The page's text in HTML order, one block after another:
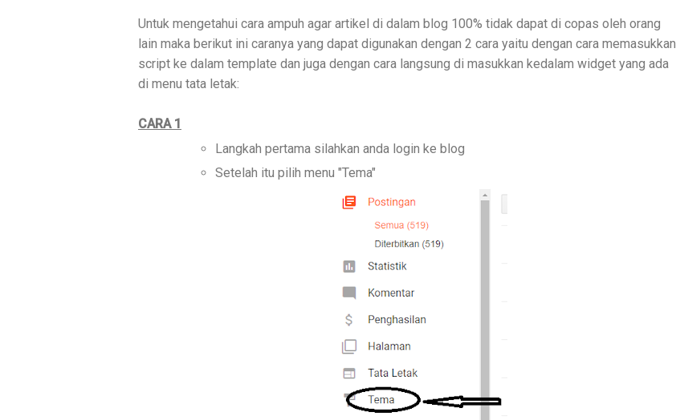
Untuk mengetahui cara ampuh agar artikel di dalam blog 100% tidak dapat di copas oleh orang
lain maka berikut ini caranya yang dapat digunakan dengan 2 cara yaitu dengan cara memasukkan
script ke dalam template dan juga dengan cara langsung di masukkan kedalam widget yang ada
di menu tata letak:
CARA 1
Langkah pertama silahkan anda login ke blog
Setelah itu pilih menu "Tema"